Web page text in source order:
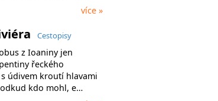
více »
Cestopisy
z Ioaniny jen
řeckého
údivem kroutí hlavami
kdo mohl, e…